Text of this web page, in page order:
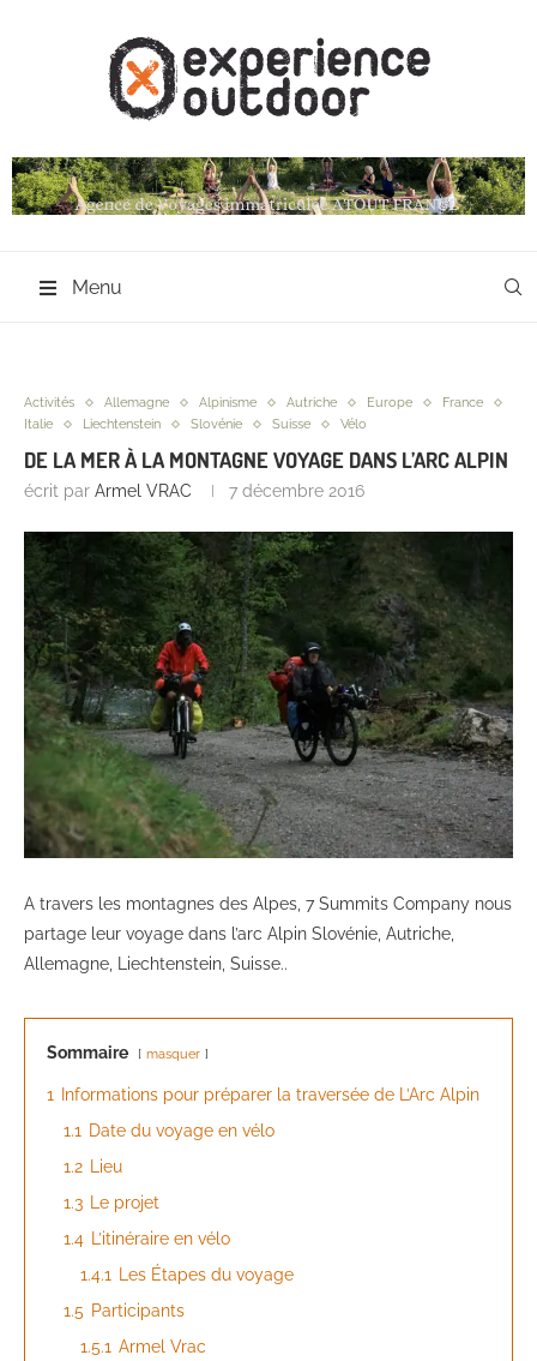
Menu
Activités Allemagne Alpinisme Autriche Europe
France
Italie
Liechtenstein Slovénie Suisse Vélo
DE LA MER À LA MONTAGNE VOYAGE DANS L’ARC ALPIN
écrit par Armel VRAC 7 décembre 2016
A travers les montagnes des Alpes, 7 Summits Company nous
partage leur voyage dans l’arc Alpin Slovénie, Autriche,
Allemagne, Liechtenstein, Suisse..
Sommaire masquer
1
Informations pour préparer la traversée de L’Arc Alpin
1.1 Date du voyage en vélo
1.2 Lieu
1.3 Le projet
1.4 L’itinéraire en vélo
1.4.1 Les Étapes du voyage
1.5 Participants
1.5.1 Armel Vrac